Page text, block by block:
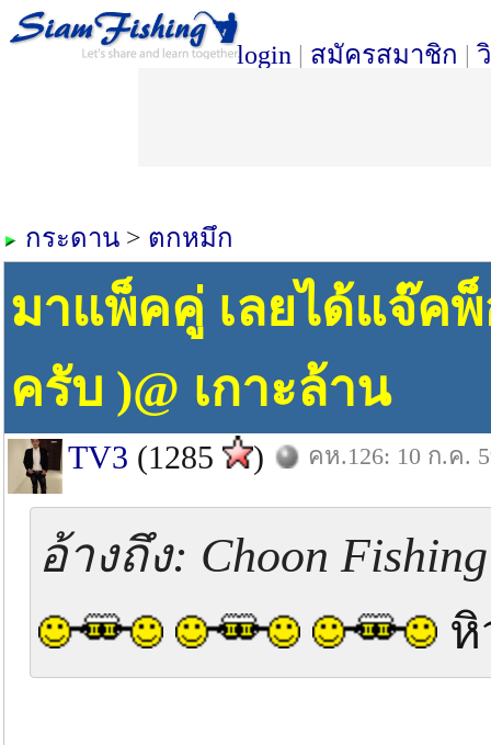
login | สมัครสมาชิก |
กระดาน > ตกหมึก
มาแพ็คคู่ เลยได้แจ๊คพ็
ครับ )@ เกาะล้าน
TV3 (1285 ) คห.126: 10 ก.ค.
อ้างถึง: Choon
หิ